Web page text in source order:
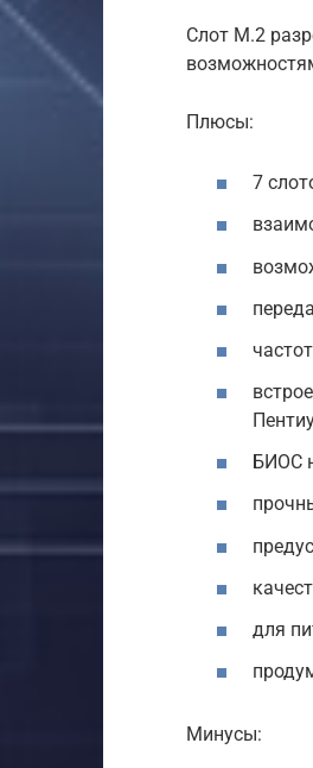
Слот М.2
Плюсы:
7
БИОС
для
Минусы: